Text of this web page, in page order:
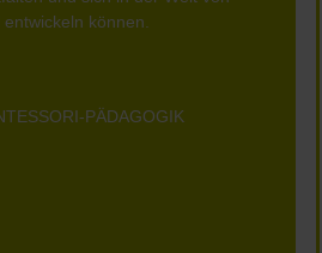
können.
PÄDAGOGIK